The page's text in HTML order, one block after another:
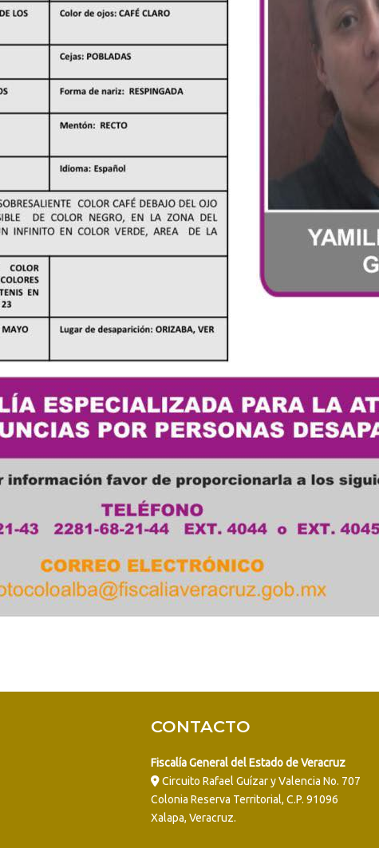
CONTACTO
Fiscalía General del Estado de Veracruz
Circuito Rafael Guízar y Valencia No. 707
Colonia Reserva Territorial, C.P. 91096
Xalapa, Veracruz.